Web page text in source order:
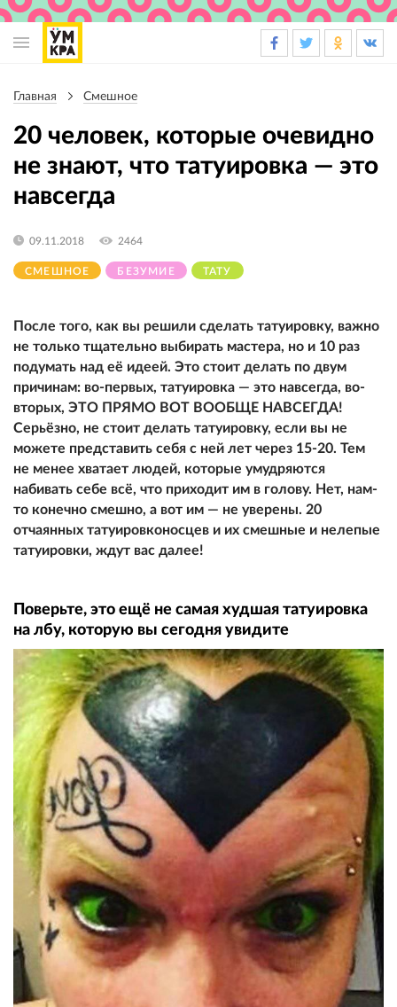
навигации
Главная Смешное
20 человек, которые очевидно
не знают, что татуировка — это
навсегда
СМЕШНОЕ БЕЗУМИЕ ТАТУ
09.11.2018 2464
После того, как вы решили сделать татуировку, важно
не только тщательно выбирать мастера, но и 10 раз
подумать над её идеей. Это стоит делать по двум
причинам: во-первых, татуировка — это навсегда, во-
вторых, ЭТО ПРЯМО ВОТ ВООБЩЕ НАВСЕГДА!
Серьёзно, не стоит делать татуировку, если вы не
можете представить себя с ней лет через 15-20. Тем
не менее хватает людей, которые умудряются
набивать себе всё, что приходит им в голову. Нет, нам-
то конечно смешно, а вот им — не уверены. 20
отчаянных татуировконосцев и их смешные и нелепые
татуировки, ждут вас далее!
Поверьте, это ещё не самая худшая татуировка
на лбу, которую вы сегодня увидите